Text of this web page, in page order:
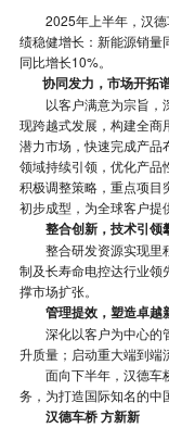
2025年上半年，汉德
绩稳健增长：新能源销
同比增长10%。
协同发力，市场开拓
以客户满意为宗旨，
现跨越式发展，构建全商
潜力市场，快速完成产品
领域持续引领，优化产品
积极调整策略，重点项目
初步成型，为全球客户提
整合创新，技术引领
整合研发资源实现里
制及长寿命电控达行业领
撑市场扩张。
管理提效，塑造卓越
深化以客户为中心的
升质量；启动重大端到端
面向下半年，汉德车
务，为打造国际知名的中
汉德车桥 方新新